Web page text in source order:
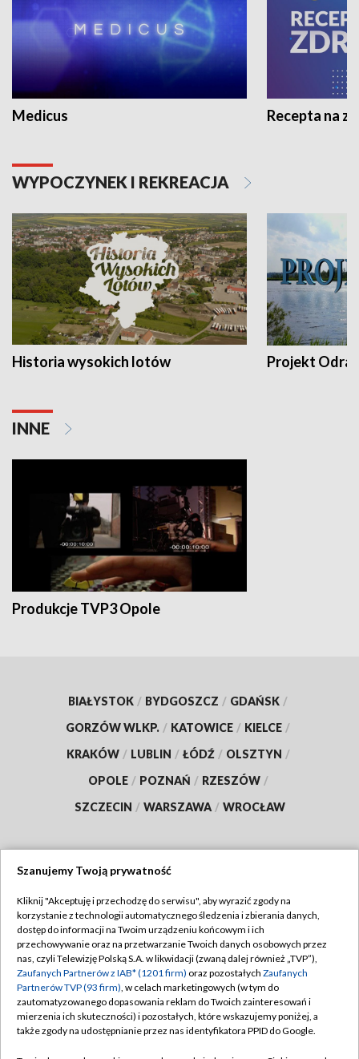
Medicus Recepta na
WYPOCZYNEK I REKREACJA
Historia wysokich lotów Projekt Odra
INNE
Produkcje TVP3 Opole
BIAŁYSTOK / BYDGOSZCZ / GDAŃSK /
GORZÓW WLKP. / KATOWICE / KIELCE /
KRAKÓW / LUBLIN / ŁÓDŹ / OLSZTYN /
OPOLE / POZNAŃ / RZESZÓW /
SZCZECIN / WARSZAWA / WROCŁAW
TVP
Abonament TVP
Emisja w TVP
Centrum informacji TVP
Naziemna Telewizja Cyfrowa
Regulamin TVP
Polityka prywatności
Moje zgody
Pomoc
Szanujemy Twoją prywatność
Kliknij "Akceptuję i przechodzę do serwisu", aby wyrazić zgody na
korzystanie z technologii automatycznego śledzenia i zbierania danych,
dostęp do informacji na Twoim urządzeniu końcowym i ich
przechowywanie oraz na przetwarzanie Twoich danych osobowych przez
nas, czyli Telewizję Polską S.A. w likwidacji (zwaną dalej również „TVP”),
Zaufanych Partnerów z IAB* (1201 firm) oraz pozostałych Zaufanych
Partnerów TVP (93 firm), w celach marketingowych (w tym do
zautomatyzowanego dopasowania reklam do Twoich zainteresowań i
mierzenia ich skuteczności) i pozostałych, które wskazujemy poniżej, a
także zgody na udostępnianie przez nas identyfikatora PPID do Google.